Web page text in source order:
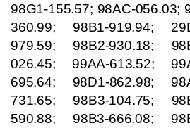
98G1-155.57; 98AC-056.03;
360.99; 98B1-919.94;
979.59; 98B2-930.18;
026.45; 99AA-613.52;
695.64; 98D1-862.98;
731.65; 98B3-104.75;
590.88; 98B3-666.08;